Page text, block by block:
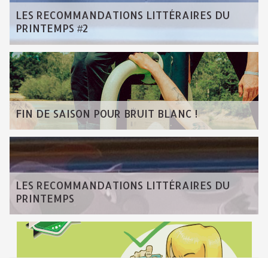
LES RECOMMANDATIONS LITTÉRAIRES DU
PRINTEMPS #2
FIN DE SAISON POUR BRUIT BLANC !
LES RECOMMANDATIONS LITTÉRAIRES DU
PRINTEMPS